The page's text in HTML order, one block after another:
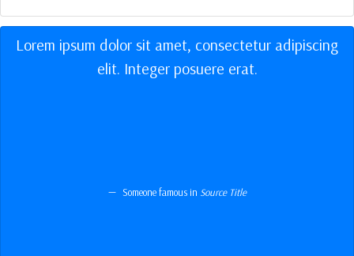
Lorem ipsum dolor sit amet, consectetur adipiscing
elit. Integer posuere erat.
Someone famous in Source Title